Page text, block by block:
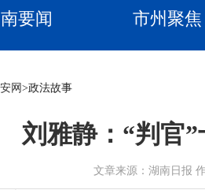
要闻
市州聚焦
网 >政法故事
刘雅静：“判官
文章来源：湖南日报